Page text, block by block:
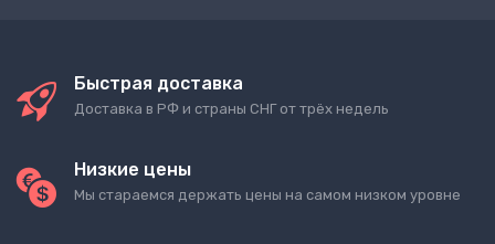
Быстрая доставка
Доставка в РФ и страны СНГ от трёх недель
Низкие цены
Мы стараемся держать цены на самом низком уровне